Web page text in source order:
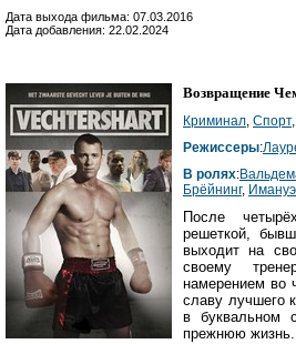
Дата выхода фильма: 07.03.2016
Дата добавления: 22.02.2024
Возвращение
Криминал, Спорт,
Режиссеры:
В ролях:
Брёйнинг,
После
решеткой,
выходит на
своему
намерением во
славу лучшего
в буквальном
прежнюю жизнь.